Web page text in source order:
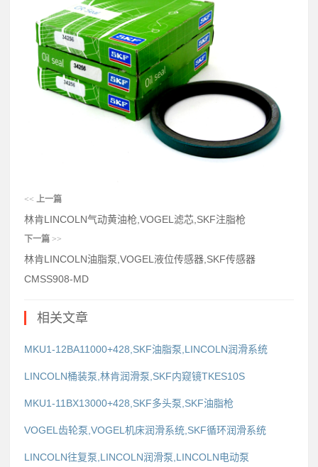
<< 上一篇
林肯LINCOLN气动黄油枪,VOGEL滤芯,SKF注脂枪
下一篇 >>
林肯LINCOLN油脂泵,VOGEL液位传感器,SKF传感器
CMSS908-MD
相关文章
MKU1-12BA11000+428,SKF油脂泵,LINCOLN润滑系统
LINCOLN桶装泵,林肯润滑泵,SKF内窥镜TKES10S
MKU1-11BX13000+428,SKF多头泵,SKF油脂枪
VOGEL齿轮泵,VOGEL机床润滑系统,SKF循环润滑系统
LINCOLN往复泵,LINCOLN润滑泵,LINCOLN电动泵